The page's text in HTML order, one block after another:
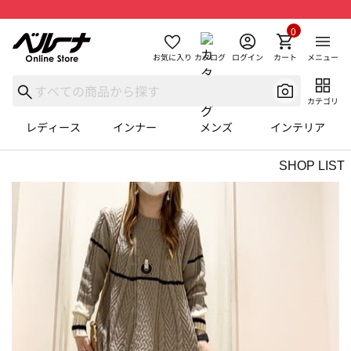
お気に入り カタログ ログイン カート
0
メニュー
カテゴリ
レディース インナー メンズ インテリア
SHOP LIST